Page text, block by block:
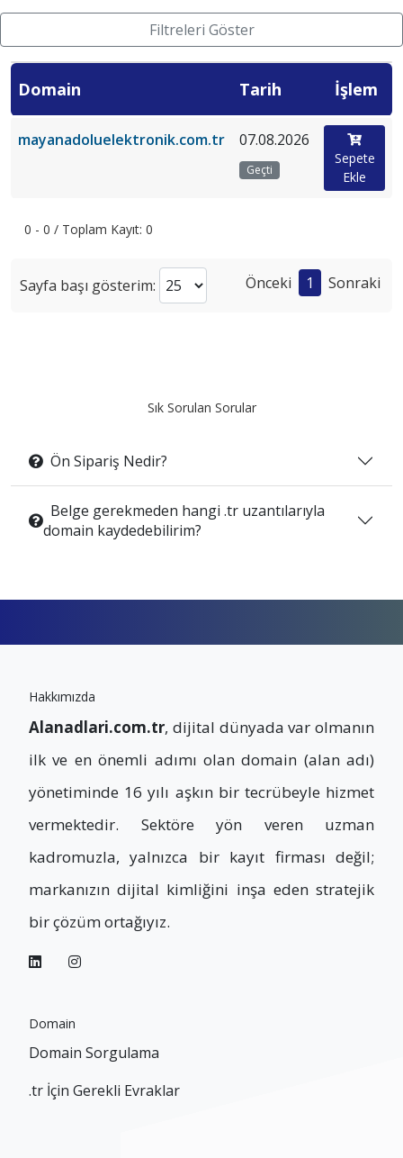
Filtreleri Göster
Domain Tarih İşlem
mayanadoluelektronik.com.tr 07.08.2026
Geçti
Sepete
Ekle
0 - 0 / Toplam Kayıt: 0
Sayfa başı gösterim: Önceki 1 Sonraki
Sık Sorulan Sorular
Ön Sipariş Nedir?
Belge gerekmeden hangi .tr uzantılarıyla
domain kaydedebilirim?
Hakkımızda
Alanadlari.com.tr, dijital dünyada var olmanın
ilk ve en önemli adımı olan domain (alan adı)
yönetiminde 16 yılı aşkın bir tecrübeyle hizmet
vermektedir. Sektöre yön veren uzman
kadromuzla, yalnızca bir kayıt firması değil;
markanızın dijital kimliğini inşa eden stratejik
bir çözüm ortağıyız.
Domain
Domain Sorgulama
.tr İçin Gerekli Evraklar